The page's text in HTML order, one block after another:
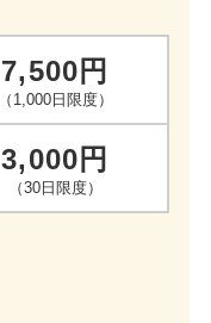
7,500円
（1,000日限度）
3,000円
（30日限度）